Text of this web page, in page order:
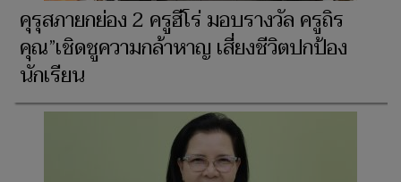
คุรุสภายกย่อง 2 ครูฮีโร่ มอบรางวัล ครูถิร
คุณ”เชิดชูความกล้าหาญ เสี่ยงชีวิตปกป้อง
นักเรียน